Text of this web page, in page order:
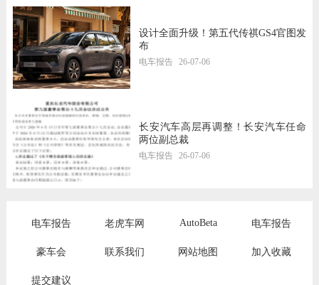
设计全面升级！第五代传祺GS4官图发
布
电车报告 26-07-06
长安汽车高层再调整！长安汽车任命
两位副总裁
电车报告 26-07-06
电车报告 老虎车网 AutoBeta 电车报告
豪车会 联系我们 网站地图 加入收藏
提交建议